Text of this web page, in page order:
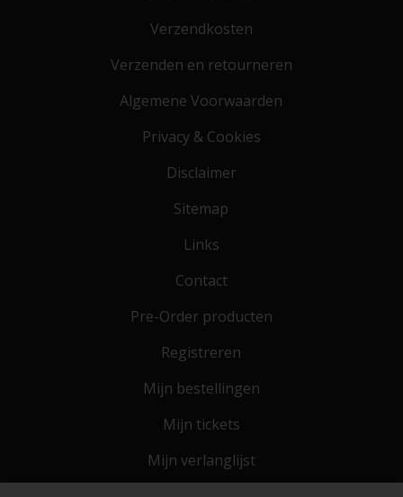
Verzendkosten
Verzenden en retourneren
Algemene Voorwaarden
Privacy & Cookies
Disclaimer
Sitemap
Links
Contact
Pre-Order producten
Registreren
Mijn bestellingen
Mijn tickets
Mijn verlanglijst